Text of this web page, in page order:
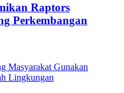
Raptors
Perkembangan